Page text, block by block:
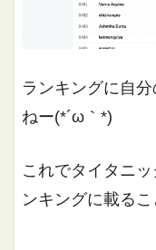
ランキングに自
ねー(*´ω｀*)
これでタイタニ
ンキングに載るこ